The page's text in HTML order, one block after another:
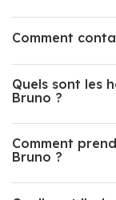
Comment
Quels sont les
Bruno ?
Comment
Bruno ?